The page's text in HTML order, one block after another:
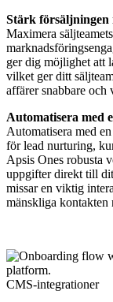
Stärk försäljningen
Maximera
ger dig möjlighet att
vilket ger ditt
affärer snabbare och
Automatisera med
Automatisera med
för lead nurturing,
Apsis Ones robusta
uppgifter direkt till
missar en viktig
mänskliga kontakten
CMS-integrationer